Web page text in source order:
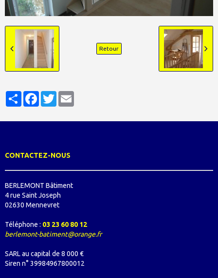
Retour
PartagerFacebook
Twitter
CONTACTEZ-NOUS
BERLEMONT Bâtiment
4 rue Saint Joseph
02630 Mennevret
Téléphone : 03 23 60 80 12
berlemont-batiment@orange.fr
SARL au capital de 8 000 €
Siren n° 39984967800012